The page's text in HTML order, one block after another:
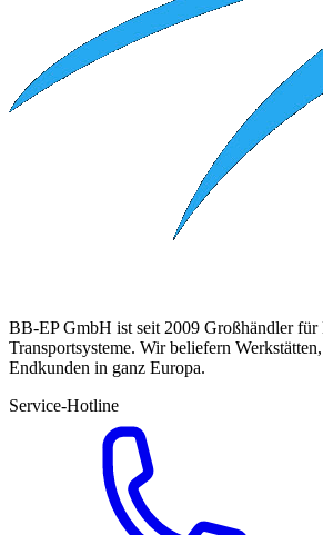
BB-EP GmbH ist seit 2009 Großhändler für
Transportsysteme. Wir beliefern
Endkunden in ganz Europa.
Service-Hotline